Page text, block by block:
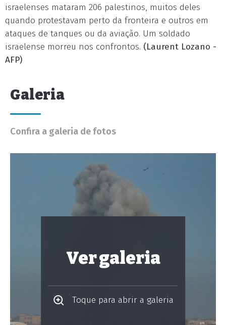
israelenses mataram 206 palestinos, muitos deles
quando protestavam perto da fronteira e outros em
ataques de tanques ou da aviação. Um soldado
israelense morreu nos confrontos. (Laurent Lozano -
AFP)
Galeria
Confira a galeria de fotos
Ver galeria
Toque para abrir a galeria